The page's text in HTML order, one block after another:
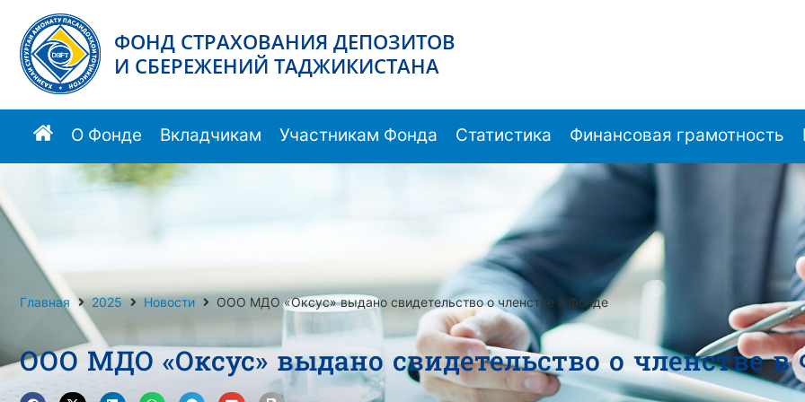
ФОНД СТРАХОВАНИЯ ДЕПОЗИТОВ
И СБЕРЕЖЕНИЙ ТАДЖИКИСТАНА
О Фонде Вкладчикам Участникам Фонда Статистика Финансовая грамотность
Главная 2025 Новости ООО МДО «Оксус» выдано свидетельство о членстве в Фонде
ООО МДО «Оксус» выдано свидетельство о членстве в